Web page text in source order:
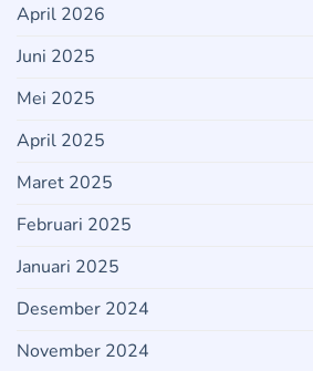
April 2026
Juni 2025
Mei 2025
April 2025
Maret 2025
Februari 2025
Januari 2025
Desember 2024
November 2024